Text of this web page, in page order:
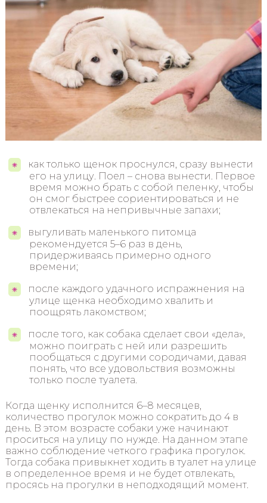
как только щенок проснулся, сразу вынести
его на улицу. Поел – снова вынести. Первое
время можно брать с собой пеленку, чтобы
он смог быстрее сориентироваться и не
отвлекаться на непривычные запахи;
выгуливать маленького питомца
рекомендуется 5–6 раз в день,
придерживаясь примерно одного
времени;
после каждого удачного испражнения на
улице щенка необходимо хвалить и
поощрять лакомством;
после того, как собака сделает свои «дела»,
можно поиграть с ней или разрешить
пообщаться с другими сородичами, давая
понять, что все удовольствия возможны
только после туалета.
Когда щенку исполнится 6–8 месяцев,
количество прогулок можно сократить до 4 в
день. В этом возрасте собаки уже начинают
проситься на улицу по нужде. На данном этапе
важно соблюдение четкого графика прогулок.
Тогда собака привыкнет ходить в туалет на улице
в определенное время и не будет отвлекать,
просясь на прогулки в неподходящий момент.